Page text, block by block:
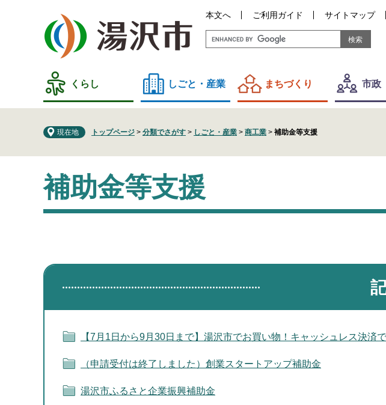
す
し
本文へ ご利用ガイド サイトマップ
くらし しごと・産業 まちづくり 市政
現在地 トップページ > 分類でさがす > しごと・産業 > 商工業 > 補助金等支援
文
補助金等支援
【7月1日から9月30日まで】湯沢市でお買い物！キャッシュレス決
（申請受付は終了しました）創業スタートアップ補助金
湯沢市ふるさと企業振興補助金